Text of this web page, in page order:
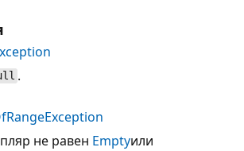
.
не равен Emptyили